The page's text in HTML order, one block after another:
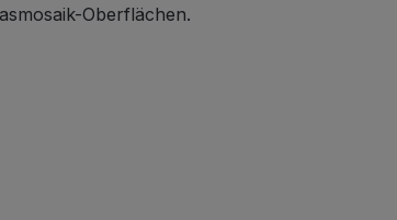
Oberflächen.